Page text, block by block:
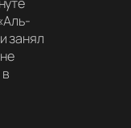
занял